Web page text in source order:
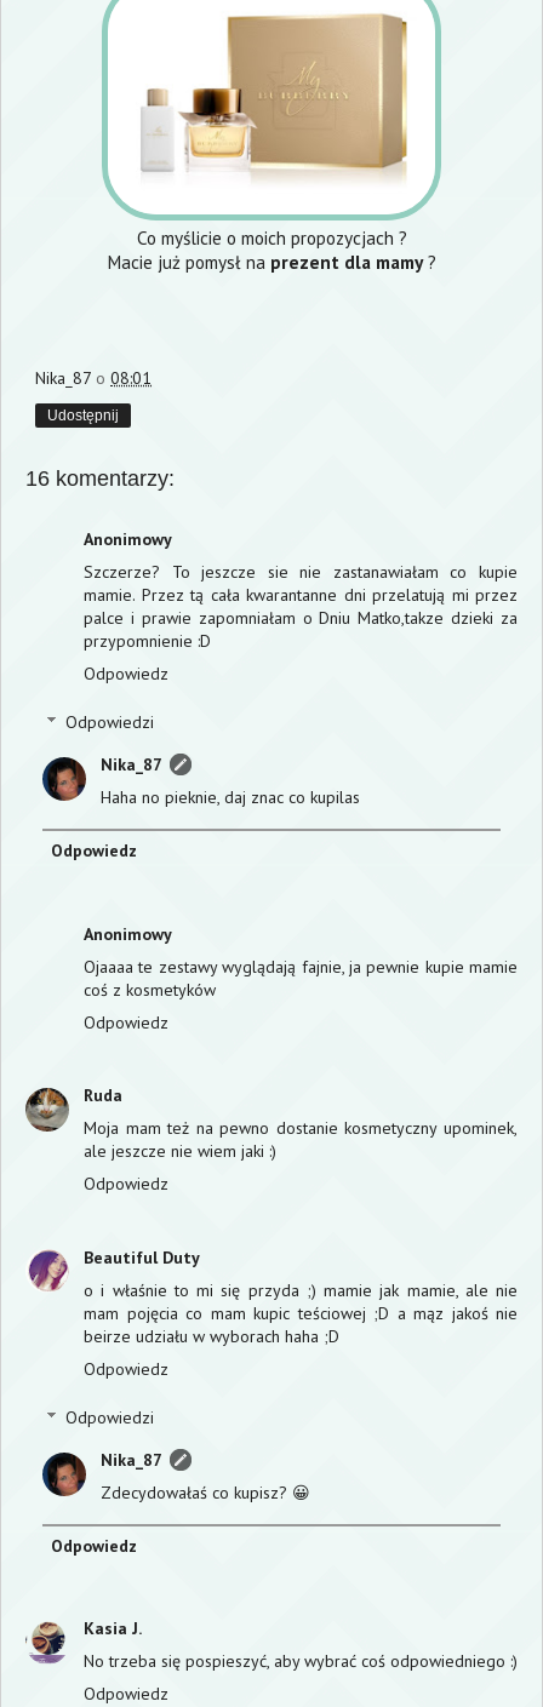
Co myślicie o moich propozycjach ?
Macie już pomysł na prezent dla mamy?
Nika_87 o 08:01
Udostępnij
16 komentarzy:
Anonimowy
Szczerze? To jeszcze sie nie zastanawiałam co kupie
mamie. Przez tą cała kwarantanne dni przelatują mi przez
palce i prawie zapomniałam o Dniu Matko,takze dzieki za
przypomnienie :D
Odpowiedz
Odpowiedzi
Nika_87
Haha no pieknie, daj znac co kupilas
Odpowiedz
Anonimowy
Ojaaaa te zestawy wyglądają fajnie, ja pewnie kupie mamie
coś z kosmetyków
Odpowiedz
Ruda
Moja mam też na pewno dostanie kosmetyczny upominek,
ale jeszcze nie wiem jaki :)
Odpowiedz
Beautiful Duty
o i właśnie to mi się przyda ;) mamie jak mamie, ale nie
mam pojęcia co mam kupic teściowej ;D a mąz jakoś nie
beirze udziału w wyborach haha ;D
Odpowiedz
Odpowiedzi
Nika_87
Zdecydowałaś co kupisz? 😀
Odpowiedz
Kasia J.
No trzeba się pospieszyć, aby wybrać coś odpowiedniego :)
Odpowiedz